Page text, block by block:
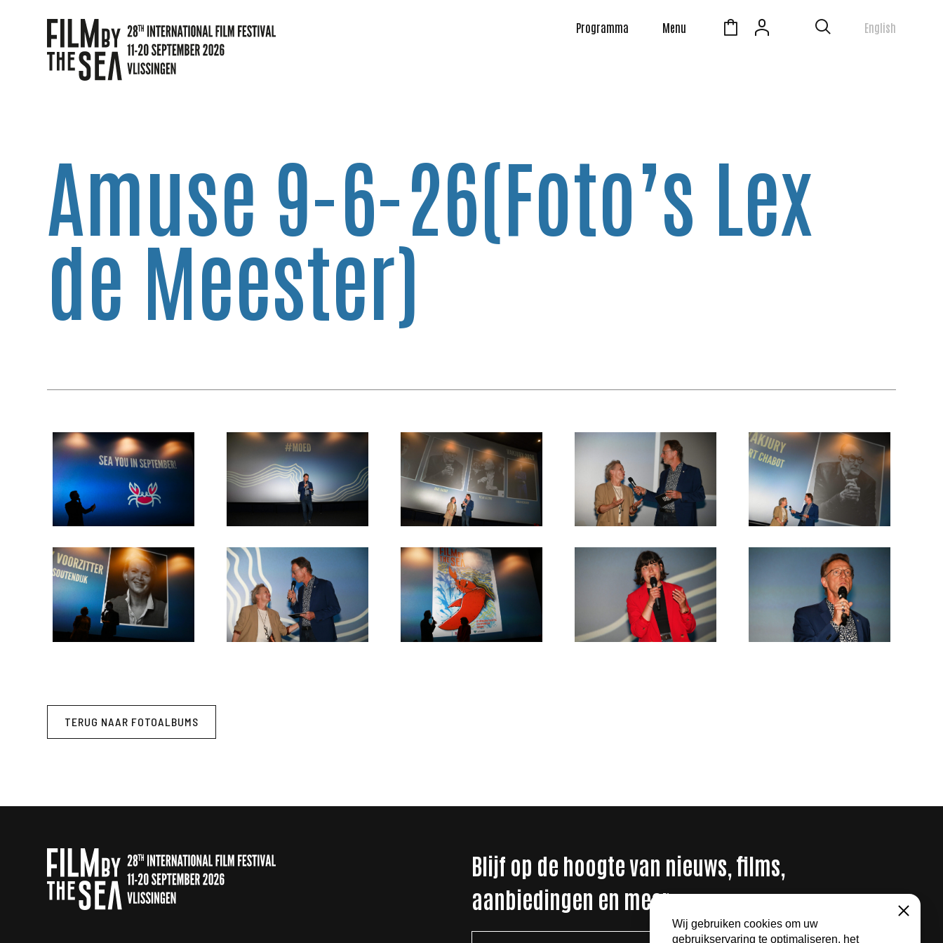
Programma Menu English
Amuse 9-6-26(Foto’s Lex
de Meester)
TERUG NAAR FOTOALBUMS
Blijf op de hoogte van nieuws, films,
aanbiedingen en meer
Wij gebruiken cookies om uw
gebruikservaring te optimaliseren, het